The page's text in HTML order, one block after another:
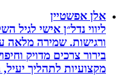
אלן אפשטיין
ליווי נדל״ן אישי לגיל
ורגישות. שמירה מלאה על
בירור צרכים מדויק וחיפוש
מקצועיות לתהליך יעיל,